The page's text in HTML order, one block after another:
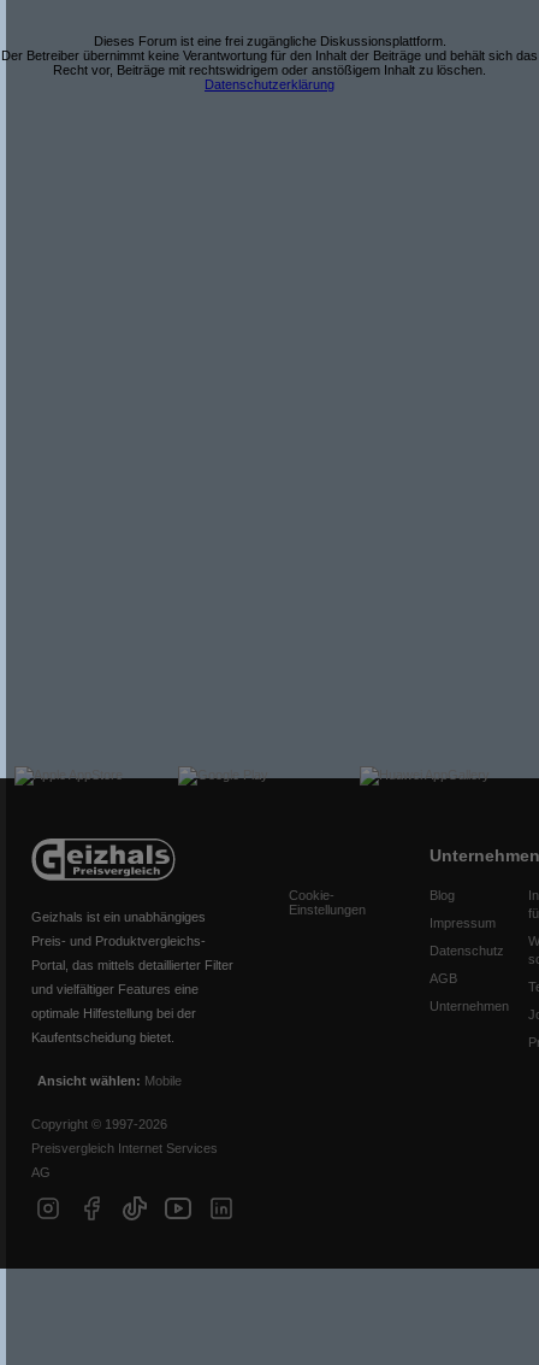
Dieses Forum ist eine frei zugängliche Diskussionsplattform.
Der Betreiber übernimmt keine Verantwortung für den Inhalt der Beiträge und behält sich das
Recht vor, Beiträge mit rechtswidrigem oder anstößigem Inhalt zu löschen.
Datenschutzerklärung
Geizhals ist ein unabhängiges
Preis- und Produktvergleichs-
Portal, das mittels detaillierter Filter
und vielfältiger Features eine
optimale Hilfestellung bei der
Kaufentscheidung bietet.
Ansicht wählen: Mobile
Copyright © 1997-2026
Preisvergleich Internet Services
AG
Cookie-
Einstellungen
Unternehmen
Blog
Impressum
Datenschutz
AGB
Unternehmen